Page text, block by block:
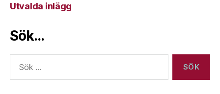
Utvalda inlägg
Sök…
efter: